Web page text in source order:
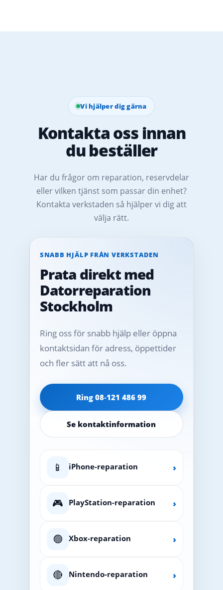
Vi hjälper dig gärna
Kontakta oss innan
du beställer
Har du frågor om reparation, reservdelar
eller vilken tjänst som passar din enhet?
Kontakta verkstaden så hjälper vi dig att
välja rätt.
SNABB HJÄLP FRÅN VERKSTADEN
Prata direkt med
Datorreparation
Stockholm
Ring oss för snabb hjälp eller öppna
kontaktsidan för adress, öppettider
och fler sätt att nå oss.
Ring 08‑121 486 99
Se kontaktinformation
📱 iPhone-reparation ›
🎮 PlayStation-reparation ›
🟢 Xbox-reparation ›
🔴 Nintendo-reparation ›